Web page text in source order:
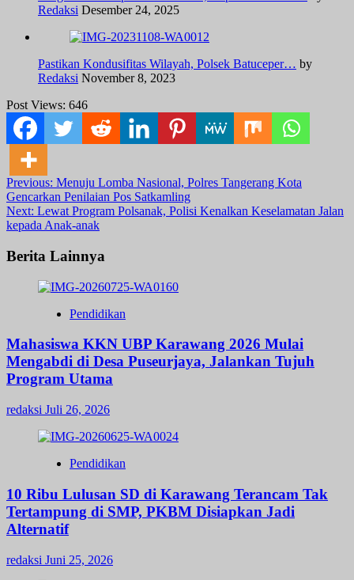
Redaksi Desember 24, 2025
Pastikan Kondusifitas Wilayah, Polsek Batuceper… by
Redaksi November 8, 2023
Post Views: 646
Post
navigation
Previous: Menuju Lomba Nasional, Polres Tangerang Kota
Gencarkan Penilaian Pos Satkamling
Next: Lewat Program Polsanak, Polisi Kenalkan Keselamatan Jalan
kepada Anak-anak
Berita Lainnya
Pendidikan
Mahasiswa KKN UBP Karawang 2026 Mulai
Mengabdi di Desa Puseurjaya, Jalankan Tujuh
Program Utama
redaksi Juli 26, 2026
Pendidikan
10 Ribu Lulusan SD di Karawang Terancam Tak
Tertampung di SMP, PKBM Disiapkan Jadi
Alternatif
redaksi Juni 25, 2026